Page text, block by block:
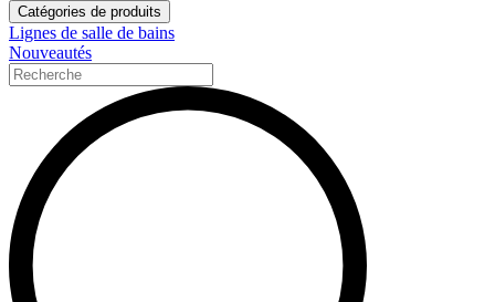
Catégories de produits
Lignes de salle de bains
Nouveautés